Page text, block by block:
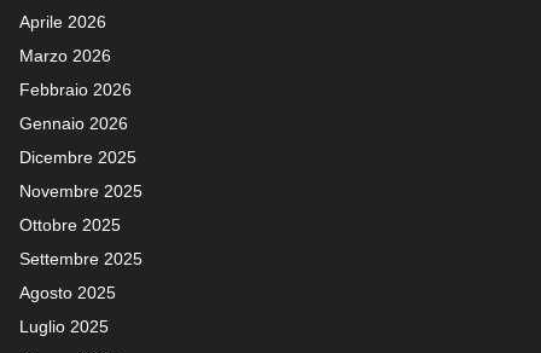
Aprile 2026
Marzo 2026
Febbraio 2026
Gennaio 2026
Dicembre 2025
Novembre 2025
Ottobre 2025
Settembre 2025
Agosto 2025
Luglio 2025